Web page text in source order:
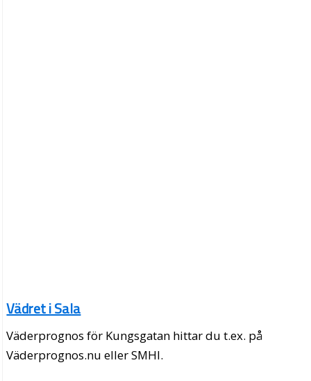
Vädret i Sala
Väderprognos för Kungsgatan hittar du t.ex. på
Väderprognos.nu eller SMHI.